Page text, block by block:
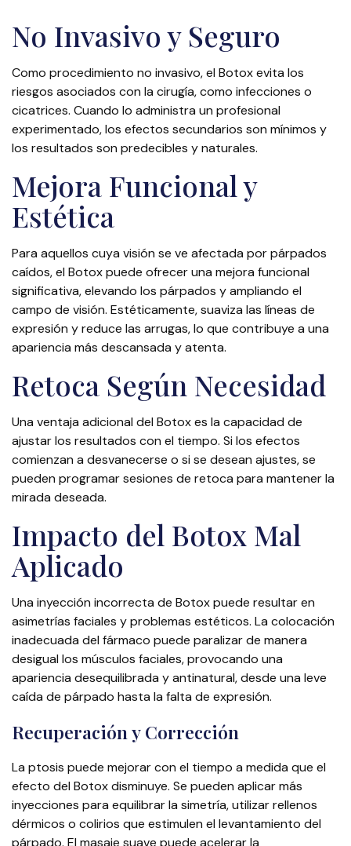
No Invasivo y Seguro
Como procedimiento no invasivo, el Botox evita los
riesgos asociados con la cirugía, como infecciones o
cicatrices. Cuando lo administra un profesional
experimentado, los efectos secundarios son mínimos y
los resultados son predecibles y naturales.
Mejora Funcional y
Estética
Para aquellos cuya visión se ve afectada por párpados
caídos, el Botox puede ofrecer una mejora funcional
significativa, elevando los párpados y ampliando el
campo de visión. Estéticamente, suaviza las líneas de
expresión y reduce las arrugas, lo que contribuye a una
apariencia más descansada y atenta.
Retoca Según Necesidad
Una ventaja adicional del Botox es la capacidad de
ajustar los resultados con el tiempo. Si los efectos
comienzan a desvanecerse o si se desean ajustes, se
pueden programar sesiones de retoca para mantener la
mirada deseada.
Impacto del Botox Mal
Aplicado
Una inyección incorrecta de Botox puede resultar en
asimetrías faciales y problemas estéticos. La colocación
inadecuada del fármaco puede paralizar de manera
desigual los músculos faciales, provocando una
apariencia desequilibrada y antinatural, desde una leve
caída de párpado hasta la falta de expresión.
Recuperación y Corrección
La ptosis puede mejorar con el tiempo a medida que el
efecto del Botox disminuye. Se pueden aplicar más
inyecciones para equilibrar la simetría, utilizar rellenos
dérmicos o colirios que estimulen el levantamiento del
párpado. El masaje suave puede acelerar la